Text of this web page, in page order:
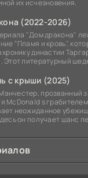
их исчезновения.
(2022-2026)
"Дом дракона"
"Пламя и кровь",
хронику династии
Этот литературный
с крыши (2025)
прозванный
McDonald s
неожиданное
он получает шанс